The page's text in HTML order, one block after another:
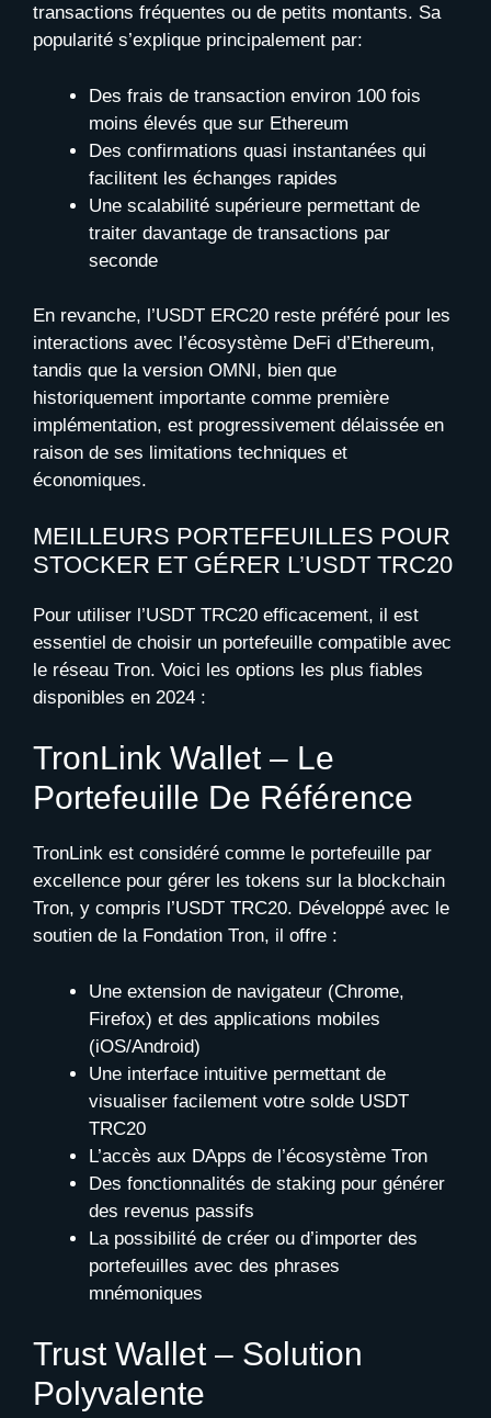
transactions fréquentes ou de petits montants. Sa
popularité s’explique principalement par:
Des frais de transaction environ 100 fois
moins élevés que sur Ethereum
Des confirmations quasi instantanées qui
facilitent les échanges rapides
Une scalabilité supérieure permettant de
traiter davantage de transactions par
seconde
En revanche, l’USDT ERC20 reste préféré pour les
interactions avec l’écosystème DeFi d’Ethereum,
tandis que la version OMNI, bien que
historiquement importante comme première
implémentation, est progressivement délaissée en
raison de ses limitations techniques et
économiques.
MEILLEURS PORTEFEUILLES POUR
STOCKER ET GÉRER L’USDT TRC20
Pour utiliser l’USDT TRC20 efficacement, il est
essentiel de choisir un portefeuille compatible avec
le réseau Tron. Voici les options les plus fiables
disponibles en 2024 :
TronLink Wallet – Le
Portefeuille De Référence
TronLink est considéré comme le portefeuille par
excellence pour gérer les tokens sur la blockchain
Tron, y compris l’USDT TRC20. Développé avec le
soutien de la Fondation Tron, il offre :
Une extension de navigateur (Chrome,
Firefox) et des applications mobiles
(iOS/Android)
Une interface intuitive permettant de
visualiser facilement votre solde USDT
TRC20
L’accès aux DApps de l’écosystème Tron
Des fonctionnalités de staking pour générer
des revenus passifs
La possibilité de créer ou d’importer des
portefeuilles avec des phrases
mnémoniques
Trust Wallet – Solution
Polyvalente